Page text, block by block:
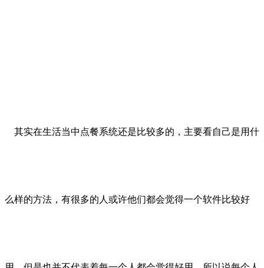
其实在生活当中点餐系统还是比较多的，主要看自己是用什
么样的方法，有很多的人或许他们都会觉得一个软件比较好